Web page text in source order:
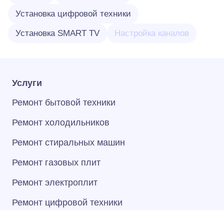
Установка цифровой техники
Установка SMART TV Настройка каналов
Услуги
Ремонт бытовой техники
Ремонт холодильников
Ремонт стиральных машин
Ремонт газовых плит
Ремонт электроплит
Ремонт цифровой техники